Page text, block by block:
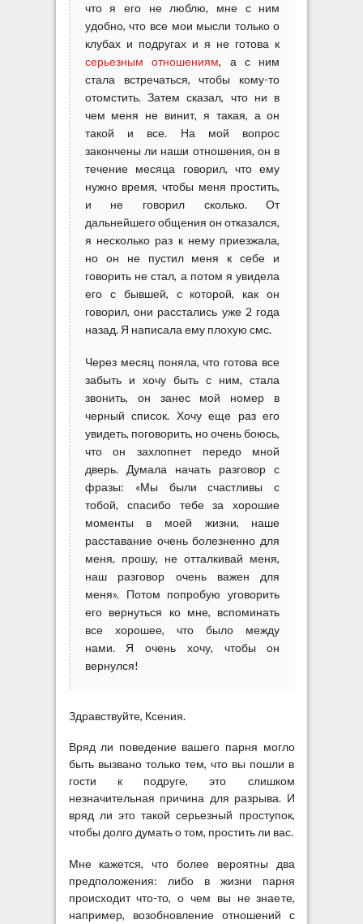
что я его не люблю, мне с ним
удобно, что все мои мысли только о
клубах и подругах и я не готова к
серьезным отношениям, а с ним
стала встречаться, чтобы кому-то
отомстить. Затем сказал, что ни в
чем меня не винит, я такая, а он
такой и все. На мой вопрос
закончены ли наши отношения, он в
течение месяца говорил, что ему
нужно время, чтобы меня простить,
и не говорил сколько. От
дальнейшего общения он отказался,
я несколько раз к нему приезжала,
но он не пустил меня к себе и
говорить не стал, а потом я увидела
его с бывшей, с которой, как он
говорил, они расстались уже 2 года
назад. Я написала ему плохую смс.
Через месяц поняла, что готова все
забыть и хочу быть с ним, стала
звонить, он занес мой номер в
черный список. Хочу еще раз его
увидеть, поговорить, но очень боюсь,
что он захлопнет передо мной
дверь. Думала начать разговор с
фразы: «Мы были счастливы с
тобой, спасибо тебе за хорошие
моменты в моей жизни, наше
расставание очень болезненно для
меня, прошу, не отталкивай меня,
наш разговор очень важен для
меня». Потом попробую уговорить
его вернуться ко мне, вспоминать
все хорошее, что было между
нами. Я очень хочу, чтобы он
вернулся!
Здравствуйте, Ксения.
Вряд ли поведение вашего парня могло
быть вызвано только тем, что вы пошли в
гости к подруге, это слишком
незначительная причина для разрыва. И
вряд ли это такой серьезный проступок,
чтобы долго думать о том, простить ли вас.
Мне кажется, что более вероятны два
предположения: либо в жизни парня
происходит что-то, о чем вы не знаете,
например, возобновление отношений с